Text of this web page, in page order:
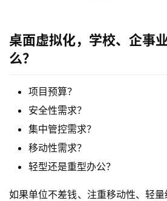
桌面虚拟化，学校、企事
么？
项目预算？
安全性需求？
集中管控需求？
移动性需求？
轻型还是重型办公？
如果单位不差钱、注重移动性、轻